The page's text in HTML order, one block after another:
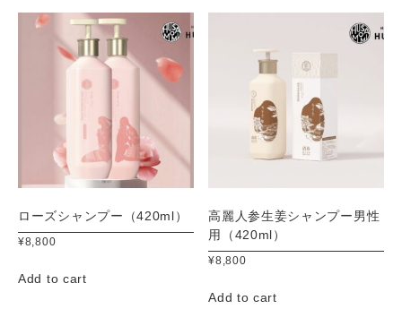
ローズシャンプー（420ml）
¥8,800
Add to cart
高麗人参生姜シャンプー男性
用（420ml）
¥8,800
Add to cart